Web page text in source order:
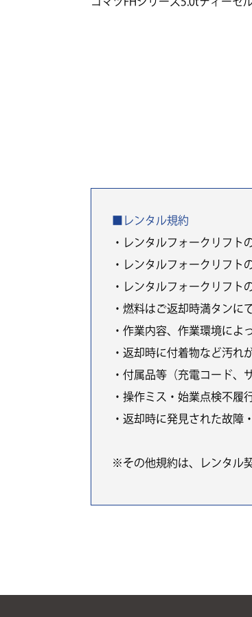
■レンタル規約
・レンタルフォークリフト
・レンタルフォークリフト
・レンタルフォークリフト
・燃料はご返却時満タンに
・作業内容、作業環境によ
・返却時に付着物など汚れ
・付属品等（充電コード、
・操作ミス・始業点検不履
・返却時に発見された故障
※その他規約は、レンタル